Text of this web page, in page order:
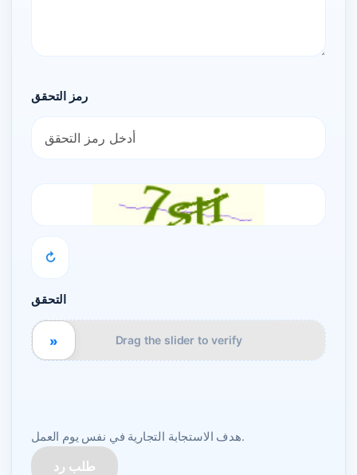
رمز التحقق
↻
التحقق
Drag the slider to verify
»
هدف الاستجابة التجارية في نفس يوم العمل.
طلب رد